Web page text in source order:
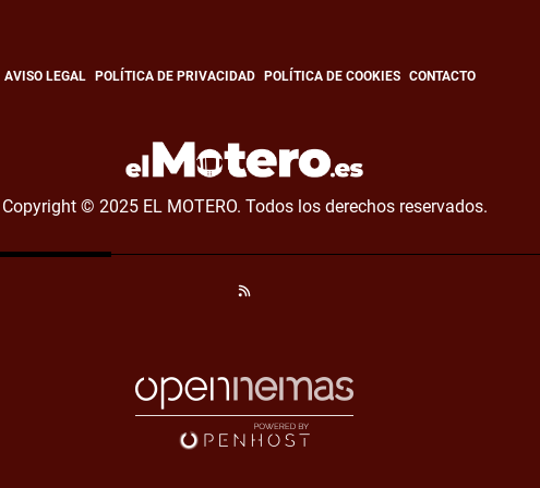
AVISO LEGAL POLÍTICA DE PRIVACIDAD POLÍTICA DE COOKIES CONTACTO
Copyright © 2025 EL MOTERO. Todos los derechos reservados.